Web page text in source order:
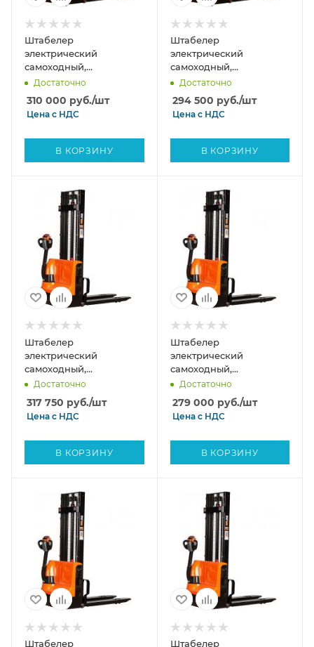
Штабелер
электрический
самоходный,
поводковый 1,5 т - 3,5 м
Вилы: 1150 , АКБ Li - Ion,
CL1535JB SIBLINE
Достаточно
310 000 руб./шт
Цена с НДС
В КОРЗИНУ
Штабелер
электрический
самоходный,
поводковый 1,5 т - 3 м
Вилы: 1150 , АКБ Li - Ion,
CL1530JB SIBLINE
Достаточно
294 500 руб./шт
Цена с НДС
В КОРЗИНУ
Штабелер
электрический
самоходный,
поводковый 1,2 т-3,5м
Вилы: 1150 , АКБ Li - Ion,
CL1235J SIBLINE
Достаточно
317 750 руб./шт
Цена с НДС
В КОРЗИНУ
Штабелер
электрический
самоходный,
поводковый 1,2 т - 3 м
Вилы: 1150 , АКБ Li - Ion,
CL1230J SIBLINE
Достаточно
279 000 руб./шт
Цена с НДС
В КОРЗИНУ
Штабелер Штабелер